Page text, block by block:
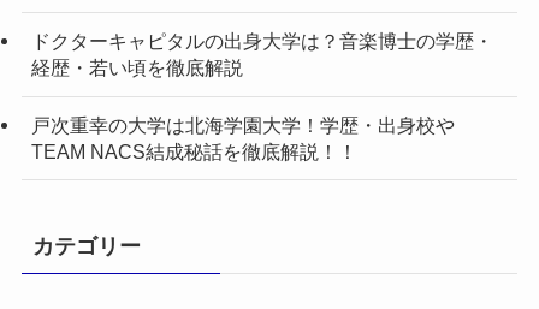
ドクターキャピタルの出身大学は？音楽博士の学歴・
経歴・若い頃を徹底解説
戸次重幸の大学は北海学園大学！学歴・出身校や
TEAM NACS結成秘話を徹底解説！！
カテゴリー